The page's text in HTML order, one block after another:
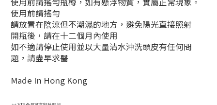
使用前請搖勻
請放置在陰涼但不潮濕的地方，避免陽光直接照射
開瓶後，請在十二個月內使用
如不適請停止使用並以大量清水沖洗頭皮有任何問
題，請盡早求醫
Made In Hong Kong